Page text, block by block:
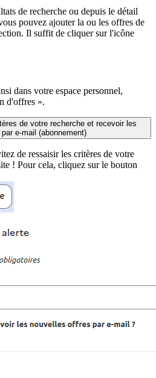
de recherche ou depuis le détail
pouvez ajouter la ou les offres de
Il suffit de cliquer sur l'icône
dans votre espace personnel,
d'offres ».
de votre recherche et recevoir les
e-mail (abonnement)
de ressaisir les critères de votre
! Pour cela, cliquez sur le bouton